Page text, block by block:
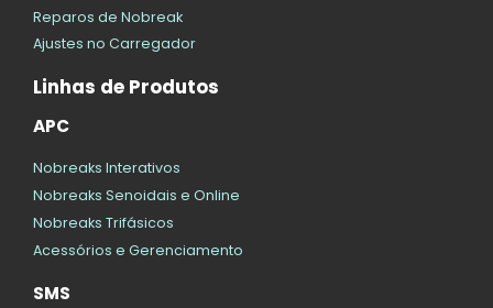
Reparos de Nobreak
Ajustes no Carregador
Linhas de Produtos
APC
Nobreaks Interativos
Nobreaks Senoidais e Online
Nobreaks Trifásicos
Acessórios e Gerenciamento
SMS